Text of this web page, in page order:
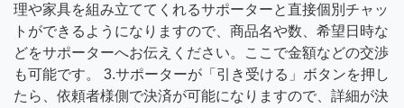
理や家具を組み立ててくれるサポーターと直接個別チャッ
トができるようになりますので、商品名や数、希望日時な
どをサポーターへお伝えください。ここで金額などの交渉
も可能です。 3.サポーターが「引き受ける」ボタンを押し
たら、依頼者様側で決済が可能になりますので、詳細が決